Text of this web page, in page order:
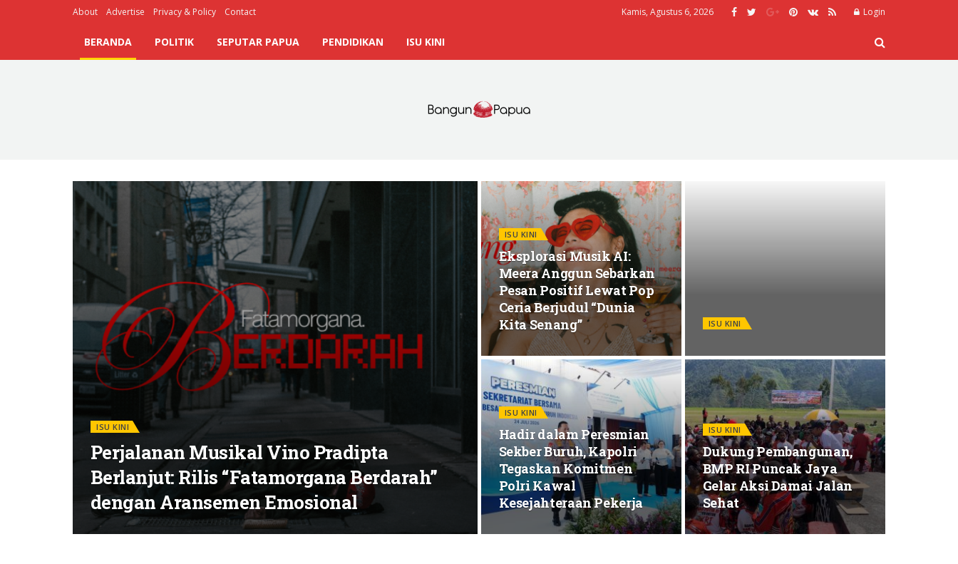
About Advertise Privacy & Policy Contact Kamis, Agustus 6, 2026 Login
BERANDA POLITIK SEPUTAR PAPUA PENDIDIKAN ISU KINI
ISU KINI
Perjalanan Musikal Vino Pradipta
Berlanjut: Rilis “Fatamorgana Berdarah”
dengan Aransemen Emosional
ISU KINI
Eksplorasi Musik AI:
Meera Anggun Sebarkan
Pesan Positif Lewat Pop
Ceria Berjudul “Dunia
Kita Senang”
ISU KINI
ISU KINI
Hadir dalam Peresmian
Sekber Buruh, Kapolri
Tegaskan Komitmen
Polri Kawal
Kesejahteraan Pekerja
ISU KINI
Dukung Pembangunan,
BMP RI Puncak Jaya
Gelar Aksi Damai Jalan
Sehat